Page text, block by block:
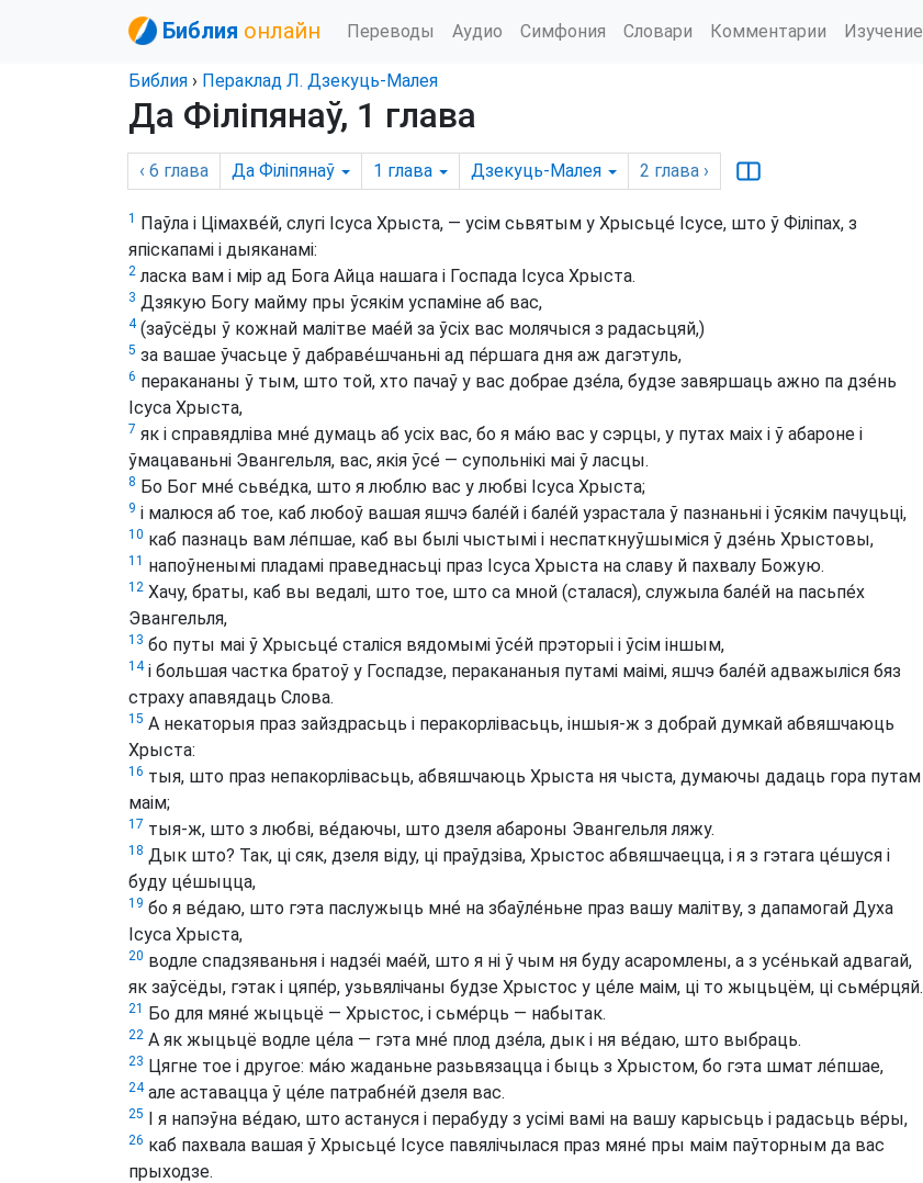
Библия онлайн Переводы Аудио Симфония Словари Комментарии Изучение
Библия › Пераклад Л. Дзекуць-Малея
Да Філіпянаў, 1 глава
‹ 6 глава Да Філіпянаў 1 глава Дзекуць-Малея 2 глава ›
1 Паўла і Цімахве́й, слугі Ісуса Хрыста, — усім сьвятым у Хрысьце́ Ісусе, што ў Філіпах, з
япіскапамі і дыяканамі:
2 ласка вам і мір ад Бога Айца нашага і Госпада Ісуса Хрыста.
3 Дзякую Богу майму пры ўсякім успаміне аб вас,
4(заўсёды ў кожнай малітве мае́й за ўсіх вас молячыся з радасьцяй,)
5 за вашае ўчасьце ў дабраве́шчаньні ад пе́ршага дня аж дагэтуль,
6 перакананы ў тым, што той, хто пачаў у вас добрае дзе́ла, будзе завяршаць ажно па дзе́нь
Ісуса Хрыста,
7 як і справядліва мне́ думаць аб усіх вас, бо я ма́ю вас у сэрцы, у путах маіх і ў абароне і
ўмацаваньні Эвангельля, вас, якія ўсе́ — супольнікі маі ў ласцы.
8 Бо Бог мне́ сьве́дка, што я люблю вас у любві Ісуса Хрыста;
9 і малюся аб тое, каб любоў вашая яшчэ бале́й і бале́й узрастала ў пазнаньні і ўсякім пачуцьці,
10 каб пазнаць вам ле́пшае, каб вы былі чыстымі і неспаткнуўшыміся ў дзе́нь Хрыстовы,
11 напоўненымі пладамі праведнасьці праз Ісуса Хрыста на славу й пахвалу Божую.
12 Хачу, браты, каб вы ведалі, што тое, што са мной (сталася), служыла бале́й на пасьпе́х
Эвангельля,
13 бо путы маі ў Хрысьце́ сталіся вядомымі ўсе́й прэторыі і ўсім іншым,
14і большая частка братоў у Госпадзе, перакананыя путамі маімі, яшчэ бале́й адважыліся бяз
страху апавядаць Слова.
15 А некаторыя праз зайздрасьць і перакорлівасьць, іншыя-ж з добрай думкай абвяшчаюць
Хрыста:
16 тыя, што праз непакорлівасьць, абвяшчаюць Хрыста ня чыста, думаючы дадаць гора путам
маім;
17 тыя-ж, што з любві, ве́даючы, што дзеля абароны Эвангельля ляжу.
18 Дык што? Так, ці сяк, дзеля віду, ці праўдзіва, Хрыстос абвяшчаецца, і я з гэтага це́шуся і
буду це́шыцца,
19 бо я ве́даю, што гэта паслужыць мне́ на збаўле́ньне праз вашу малітву, з дапамогай Духа
Ісуса Хрыста,
20 водле спадзяваньня і надзе́і мае́й, што я ні ў чым ня буду асаромлены, а з усе́нькай адвагай,
як заўсёды, гэтак і цяпе́р, узьвялічаны будзе Хрыстос у це́ле маім, ці то жыцьцём, ці сьме́рцяй.
21 Бо для мяне́ жыцьцё — Хрыстос, і сьме́рць — набытак.
22 А як жыцьцё водле це́ла — гэта мне́ плод дзе́ла, дык і ня ве́даю, што выбраць.
23 Цягне тое і другое: ма́ю жаданьне разьвязацца і быць з Хрыстом, бо гэта шмат ле́пшае,
24але аставацца ў це́ле патрабне́й дзеля вас.
25 І я напэўна ве́даю, што астануся і перабуду з усімі вамі на вашу карысьць і радасьць ве́ры,
26 каб пахвала вашая ў Хрысьце́ Ісусе павялічылася праз мяне́ пры маім паўторным да вас
прыходзе.